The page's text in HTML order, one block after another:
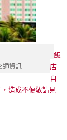
通資訊
飯
店
自
造成不便敬請見